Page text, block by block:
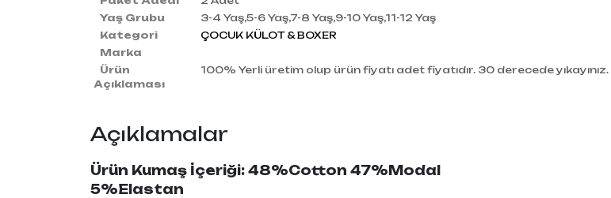
Yaş Grubu
3-4 Yaş,5-6 Yaş,7-8 Yaş,9-10 Yaş,11-12 Yaş
Kategori
ÇOCUK KÜLOT & BOXER
Marka
Ürün
Açıklaması
100% Yerli üretim olup ürün fiyatı adet fiyatıdır. 30 derecede yıkayınız.
Açıklamalar
Ürün Kumaş İçeriği: 48%Cotton 47%Modal
5%Elastan